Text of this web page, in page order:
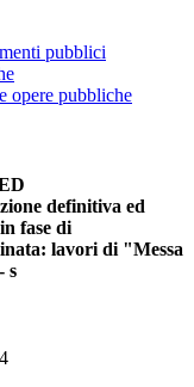
pubblici
opere pubbliche
definitiva ed
fase di
lavori di "Messa
s